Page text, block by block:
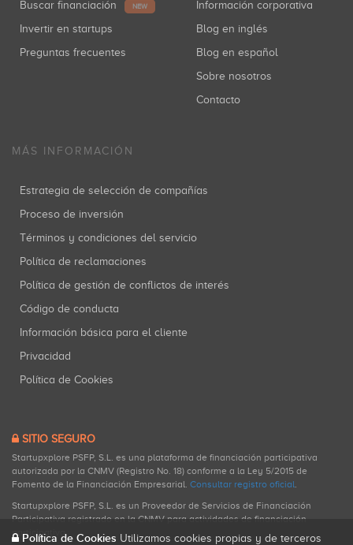
Buscar financiación NEW
Invertir en startups
Preguntas frecuentes
Información corporativa
Blog en inglés
Blog en español
Sobre nosotros
Contacto
MÁS INFORMACIÓN
Estrategia de selección de compañías
Proceso de inversión
Términos y condiciones del servicio
Política de reclamaciones
Política de gestión de conflictos de interés
Código de conducta
Información básica para el cliente
Privacidad
Política de Cookies
SITIO SEGURO
Startupxplore PSFP, S.L. es una plataforma de financiación participativa
autorizada por la CNMV (Registro No. 18) conforme a la Ley 5/2015 de
Fomento de la Financiación Empresarial. Consultar registro oficial.
Startupxplore PSFP, S.L. es un Proveedor de Servicios de Financiación
Participativa registrado en la CNMV para actividades de financiación
participativa.
Política de Cookies Utilizamos cookies propias y de terceros